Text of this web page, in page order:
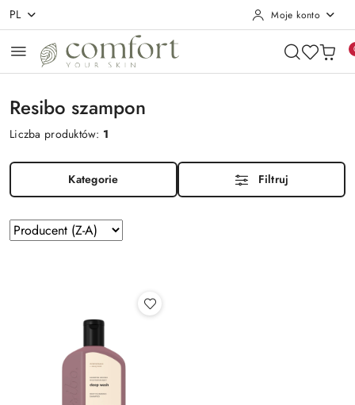
Przejdź do treści głównej
Przejdź do wyszukiwarki
Przejdź do moje konto
Przejdź do menu głównego
Przejdź do stopki
PL Moje konto
Resibo szampon
Liczba produktów: 1
Kategorie Filtruj
Zastosowano
sortowanie:
Sortuj
według